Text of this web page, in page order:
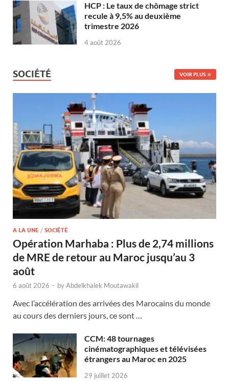
HCP : Le taux de chômage strict
recule à 9,5% au deuxième
trimestre 2026
4 août 2026
SOCIÉTÉ VOIR PLUS
A LA UNE / SOCIÉTÉ
Opération Marhaba : Plus de 2,74 millions
de MRE de retour au Maroc jusqu’au 3
août
6 août 2026 - byAbdelkhalek Moutawakil
Avec l’accélération des arrivées des Marocains du monde
au cours des derniers jours, ce sont …
CCM: 48 tournages
cinématographiques et télévisées
étrangers au Maroc en 2025
29 juillet 2026